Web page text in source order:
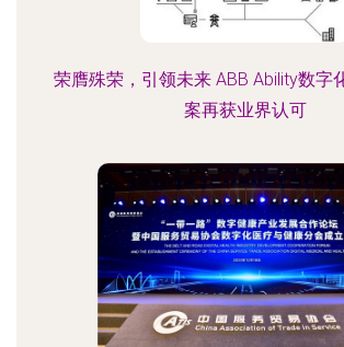
荣膺殊荣，引领未来 ABB Ability数字
案再获业界认可